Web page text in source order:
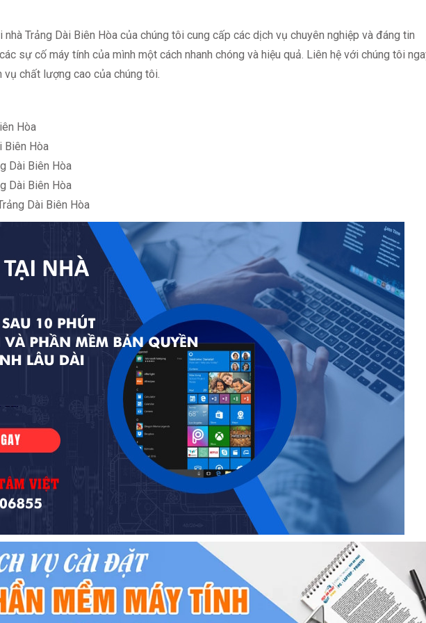
Trảng Dài Biên Hòa của chúng tôi cung cấp các dịch vụ chuyên nghiệp và đáng tin
sự cố máy tính của mình một cách nhanh chóng và hiệu quả. Liên hệ với chúng tôi
vụ chất lượng cao của chúng tôi.
Hòa
Biên Hòa
Dài Biên Hòa
Dài Biên Hòa
Dài Biên Hòa